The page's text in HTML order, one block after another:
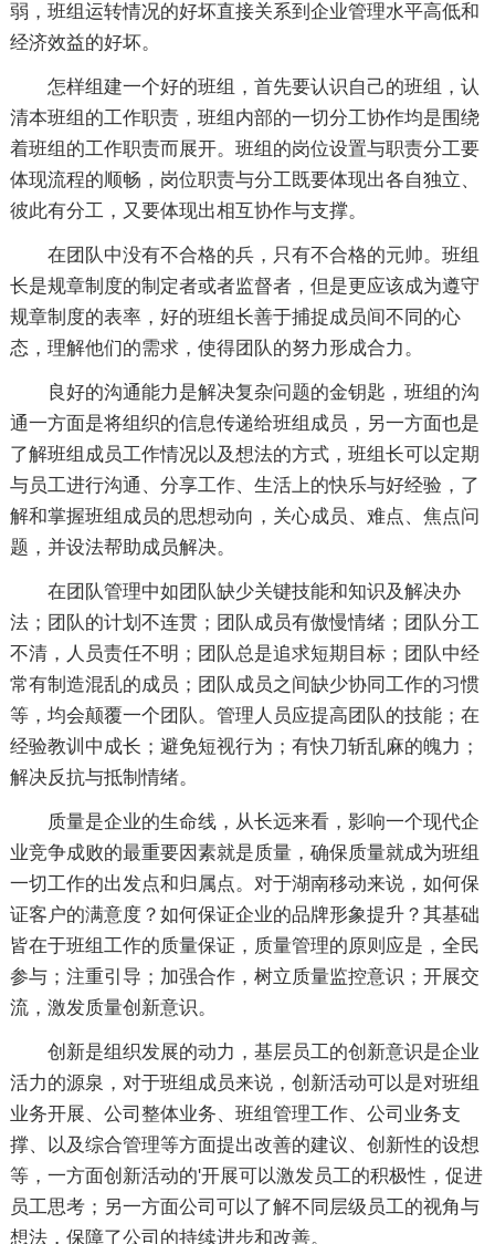
弱，班组运转情况的好坏直接关系到企业管理水平高低和
经济效益的好坏。
怎样组建一个好的班组，首先要认识自己的班组，认
清本班组的工作职责，班组内部的一切分工协作均是围绕
着班组的工作职责而展开。班组的岗位设置与职责分工要
体现流程的顺畅，岗位职责与分工既要体现出各自独立、
彼此有分工，又要体现出相互协作与支撑。
在团队中没有不合格的兵，只有不合格的元帅。班组
长是规章制度的制定者或者监督者，但是更应该成为遵守
规章制度的表率，好的班组长善于捕捉成员间不同的心
态，理解他们的需求，使得团队的努力形成合力。
良好的沟通能力是解决复杂问题的金钥匙，班组的沟
通一方面是将组织的信息传递给班组成员，另一方面也是
了解班组成员工作情况以及想法的方式，班组长可以定期
与员工进行沟通、分享工作、生活上的快乐与好经验，了
解和掌握班组成员的思想动向，关心成员、难点、焦点问
题，并设法帮助成员解决。
在团队管理中如团队缺少关键技能和知识及解决办
法；团队的计划不连贯；团队成员有傲慢情绪；团队分工
不清，人员责任不明；团队总是追求短期目标；团队中经
常有制造混乱的成员；团队成员之间缺少协同工作的习惯
等，均会颠覆一个团队。管理人员应提高团队的技能；在
经验教训中成长；避免短视行为；有快刀斩乱麻的魄力；
解决反抗与抵制情绪。
质量是企业的生命线，从长远来看，影响一个现代企
业竞争成败的最重要因素就是质量，确保质量就成为班组
一切工作的出发点和归属点。对于湖南移动来说，如何保
证客户的满意度？如何保证企业的品牌形象提升？其基础
皆在于班组工作的质量保证，质量管理的原则应是，全民
参与；注重引导；加强合作，树立质量监控意识；开展交
流，激发质量创新意识。
创新是组织发展的动力，基层员工的创新意识是企业
活力的源泉，对于班组成员来说，创新活动可以是对班组
业务开展、公司整体业务、班组管理工作、公司业务支
撑、以及综合管理等方面提出改善的建议、创新性的设想
等，一方面创新活动的'开展可以激发员工的积极性，促进
员工思考；另一方面公司可以了解不同层级员工的视角与
想法，保障了公司的持续进步和改善。